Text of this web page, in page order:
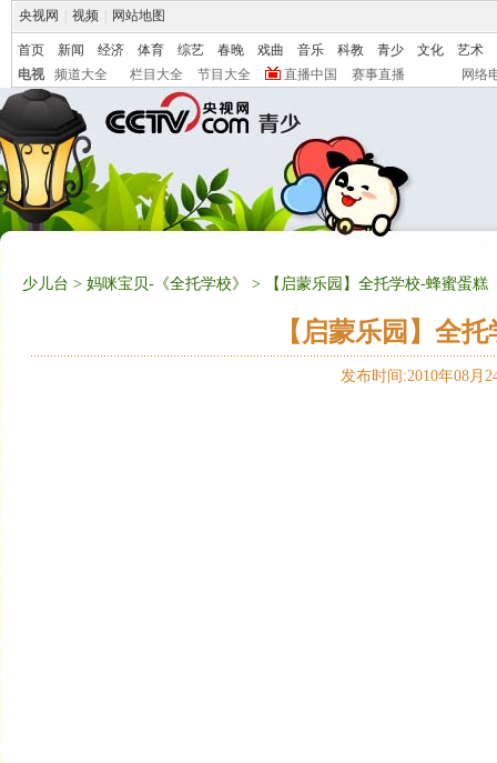
央视网 视频 网站地图
首页 新闻 经济 体育 综艺 春晚 戏曲 音乐 科教 青少 文化
艺术
电视
频道大全 栏目大全 节目大全 直播中国 赛事直播 网络
少儿台 > 妈咪宝贝-《全托学校》 > 【启蒙乐园】全托学校-蜂蜜蛋糕
【启蒙乐园】全
发布时间:2010年08月